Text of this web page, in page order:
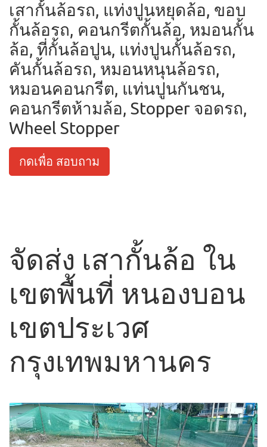
เสากั้นล้อรถ, แท่งปูนหยุดล้อ, ขอบ
กั้นล้อรถ, คอนกรีตกั้นล้อ, หมอนกั้น
ล้อ, ที่กั้นล้อปูน, แท่งปูนกั้นล้อรถ,
คันกั้นล้อรถ, หมอนหนุนล้อรถ,
หมอนคอนกรีต, แท่นปูนกันชน,
คอนกรีตห้ามล้อ, Stopper จอดรถ,
Wheel Stopper
กดเพื่อ สอบถาม
จัดส่ง เสากั้นล้อ ใน
เขตพื้นที่ หนองบอน
เขตประเวศ
กรุงเทพมหานคร